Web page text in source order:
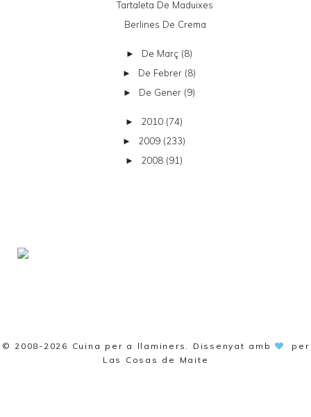
Tartaleta De Maduixes
Berlines De Crema
► De Març (8)
► De Febrer (8)
► De Gener (9)
► 2010 (74)
► 2009 (233)
► 2008 (91)
© 2008-2026 Cuina per a llaminers . Dissenyat amb
per
Las Cosas de Maite